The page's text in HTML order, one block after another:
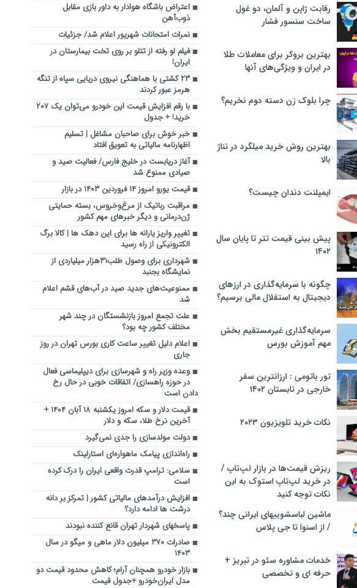
رقابت ژاپن و آلمان، دو غول
ساخت سنسور فشار
بهترین بروکر برای معاملات طلا
در ایران و ویژگی‌های آنها
چرا بلوک زن دسته دوم نخریم؟
بهترین روش خرید میلگرد در تناژ
بالا
ایمپلنت دندان چیست؟
پیش بینی قیمت تتر تا پایان سال
۱۴۰۲
چگونه با سرمایه‌گذاری در ارزهای
دیجیتال به استقلال مالی برسیم؟
سرمایه‌گذاری غیرمستقیم بخش
مهم آموزش بورس
تور باتومی : ارزانترین سفر
خارجی در تابستان ۱۴۰۲
نکات خرید تلویزیون ۲۰۲۳
ریزش قیمت‌ها در بازار لپ‌تاپ /
در خرید لپ‌تاپ استوک به این
نکات توجه کنید
ماشین لباسشویی‎های ایرانی چند؟
/ از اسنوا تا جی پلاس
خدمات مشاوره سئو در تبریز +
حرفه ای و تخصصی
اعتراض باشگاه هوادار به داور بازی مقابل
ذوب‌آهن
نمرات امتحانات شهریور اعلام شد/ جزئیات
فیلم لو رفته از تتلو بر روی تخت بیمارستان در
ایران!
۲۳ کشتی با هماهنگی نیروی دریایی سپاه از تنگه
هرمز عبور کردند
با رقم افزایش قیمت این خودرو می‌توان یک ۲۰۷
خرید! + جدول
خبر خوش برای صاحبان مشاغل | تسلیم
اظهارنامه مالیاتی به تعویق افتاد
آغاز دریابست در خلیج فارس/ فعالیت صید و
صیادی ممنوع شد
قیمت یورو امروز ۱۴ فروردین ۱۴۰۳ در بازار
مراقبت رباتیک از مرغ‌وخروس، بسته حمایتی
ژن‌درمانی و دیگر خبرهای مهم کشور
تغییر واریز یارانه‌ ها برای این دهک ها | کالا برگ
الکترونیکی از راه رسید
شهرداری برای وصول طلب۳۱هزار میلیاردی از
نمایشگاه بجنبد
ممنوعیت‌های جدید صید در آب‌های قشم اعلام
شد
علت تجمع امروز بازنشستگان در چند شهر
مختلف کشور چه بود؟
اعلام دلیل تغییر ساعت کاری بورس تهران در روز
جاری
وعده وزیر راه و شهرسازی برای دیپلیماسی فعال
در حوزه راهسازی/ اتفاقات خوبی در حال رخ
دادن است
قیمت دلار و سکه امروز یکشنبه ۱۸ آبان ۱۴۰۴ +
آخرین نرخ طلا، سکه و دلار
دولت مولدسازی را جدی نمی‌گیرد
راه‌اندازی پیامک ماهواره‌ای استارلینک
سلامی: ترامپ قدرت واقعی ایران را درک کرده
است
افزایش درآمدهای مالیاتی کشور | تمرکز بر دانه‌
درشت‌ ها ادامه دارد؟
پاسخهای شهردار تهران قانع کننده نبودند
صادرات ۳۷۰ میلیون دلار ماهی و میگو در سال
۱۴۰۳
بازار خودرو همچنان آرام؛ کاهش محدود قیمت دو
مدل ایران‌خودرو +جدول قیمت